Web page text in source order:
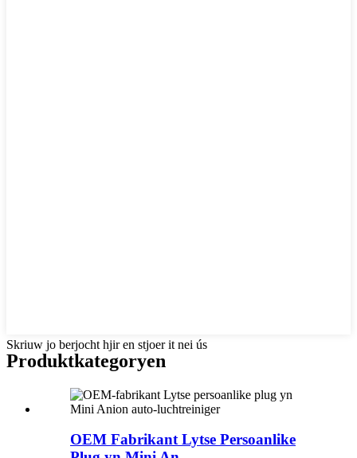
Skriuw jo berjocht hjir en stjoer it nei ús
Produktkategoryen
OEM Fabrikant Lytse Persoanlike